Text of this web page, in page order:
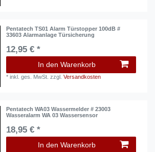
Pentatech TS01 Alarm Türstopper 100dB #
33603 Alarmanlage Türsicherung
12,95 € *
In den Warenkorb
*inkl. ges. MwSt. zzgl.Versandkosten
Pentatech WA03 Wassermelder # 23003
Wasseralarm WA 03 Wassersensor
18,95 € *
In den Warenkorb